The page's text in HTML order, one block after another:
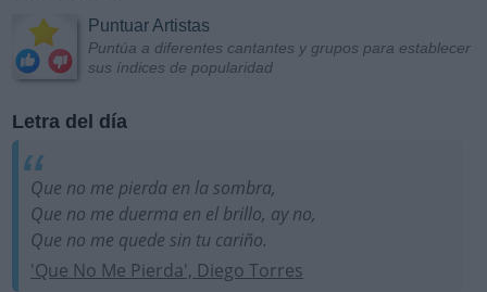
Puntuar Artistas
Puntúa a diferentes cantantes y grupos para establecer
sus índices de popularidad
Letra del día
Que no me pierda en la sombra,
Que no me duerma en el brillo, ay no,
Que no me quede sin tu cariño.
'Que No Me Pierda', Diego Torres